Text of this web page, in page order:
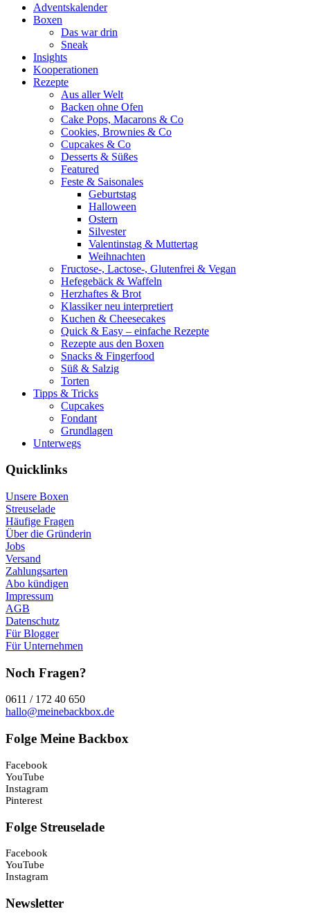
Adventskalender
Boxen
Das war drin
Sneak
Insights
Kooperationen
Rezepte
Aus aller Welt
Backen ohne Ofen
Cake Pops, Macarons & Co
Cookies, Brownies & Co
Cupcakes & Co
Desserts & Süßes
Featured
Feste & Saisonales
Geburtstag
Halloween
Ostern
Silvester
Valentinstag & Muttertag
Weihnachten
Fructose-, Lactose-, Glutenfrei & Vegan
Hefegebäck & Waffeln
Herzhaftes & Brot
Klassiker neu interpretiert
Kuchen & Cheesecakes
Quick & Easy – einfache Rezepte
Rezepte aus den Boxen
Snacks & Fingerfood
Süß & Salzig
Torten
Tipps & Tricks
Cupcakes
Fondant
Grundlagen
Unterwegs
Quicklinks
Unsere Boxen
Streuselade
Häufige Fragen
Über die Gründerin
Jobs
Versand
Zahlungsarten
Abo kündigen
Impressum
AGB
Datenschutz
Für Blogger
Für Unternehmen
Noch Fragen?
0611 / 172 40 650
hallo@meinebackbox.de
Folge Meine Backbox
Facebook
YouTube
Instagram
Pinterest
Folge Streuselade
Facebook
YouTube
Instagram
Newsletter